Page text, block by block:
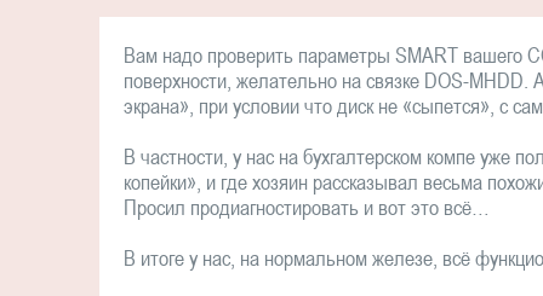
Вам надо проверить параметры SMART вашего
поверхности, желательно на связке DOS-
экрана», при условии что диск не «сыпется», с
В частности, у нас на бухгалтерском компе уже
копейки», и где хозяин рассказывал весьма
Просил продиагностировать и вот это всё…
В итоге у нас, на нормальном железе, всё